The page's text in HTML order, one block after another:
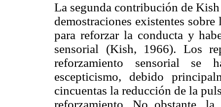
La segunda contribución de
demostraciones existentes
para reforzar la conducta y
sensorial (Kish, 1966). Los
reforzamiento sensorial se
escepticismo, debido
cincuentas la reducción de la
reforzamiento. No obstante,